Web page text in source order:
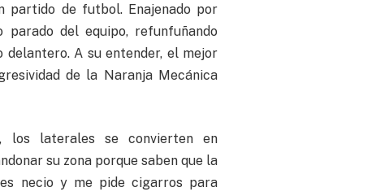
partido de futbol. Enajenado por
del equipo, refunfuñando
A su entender, el mejor
de la Naranja Mecánica
los laterales se convierten en
su zona porque saben que la
necio y me pide cigarros para